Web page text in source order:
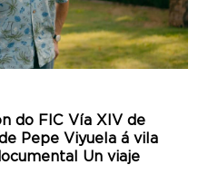
do FIC Vía XIV de
Pepe Viyuela á vila
Un viaje